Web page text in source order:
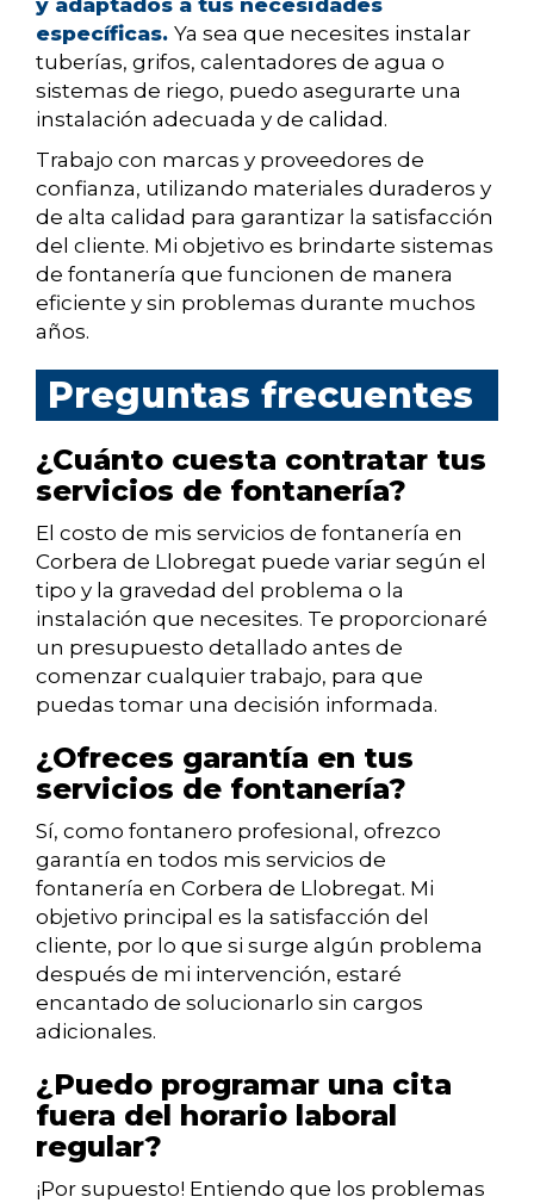
y adaptados a tus necesidades
específicas. Ya sea que necesites instalar
tuberías, grifos, calentadores de agua o
sistemas de riego, puedo asegurarte una
instalación adecuada y de calidad.
Trabajo con marcas y proveedores de
confianza, utilizando materiales duraderos y
de alta calidad para garantizar la satisfacción
del cliente. Mi objetivo es brindarte sistemas
de fontanería que funcionen de manera
eficiente y sin problemas durante muchos
años.
Preguntas frecuentes
¿Cuánto cuesta contratar tus
servicios de fontanería?
El costo de mis servicios de fontanería en
Corbera de Llobregat puede variar según el
tipo y la gravedad del problema o la
instalación que necesites. Te proporcionaré
un presupuesto detallado antes de
comenzar cualquier trabajo, para que
puedas tomar una decisión informada.
¿Ofreces garantía en tus
servicios de fontanería?
Sí, como fontanero profesional, ofrezco
garantía en todos mis servicios de
fontanería en Corbera de Llobregat. Mi
objetivo principal es la satisfacción del
cliente, por lo que si surge algún problema
después de mi intervención, estaré
encantado de solucionarlo sin cargos
adicionales.
¿Puedo programar una cita
fuera del horario laboral
regular?
¡Por supuesto! Entiendo que los problemas